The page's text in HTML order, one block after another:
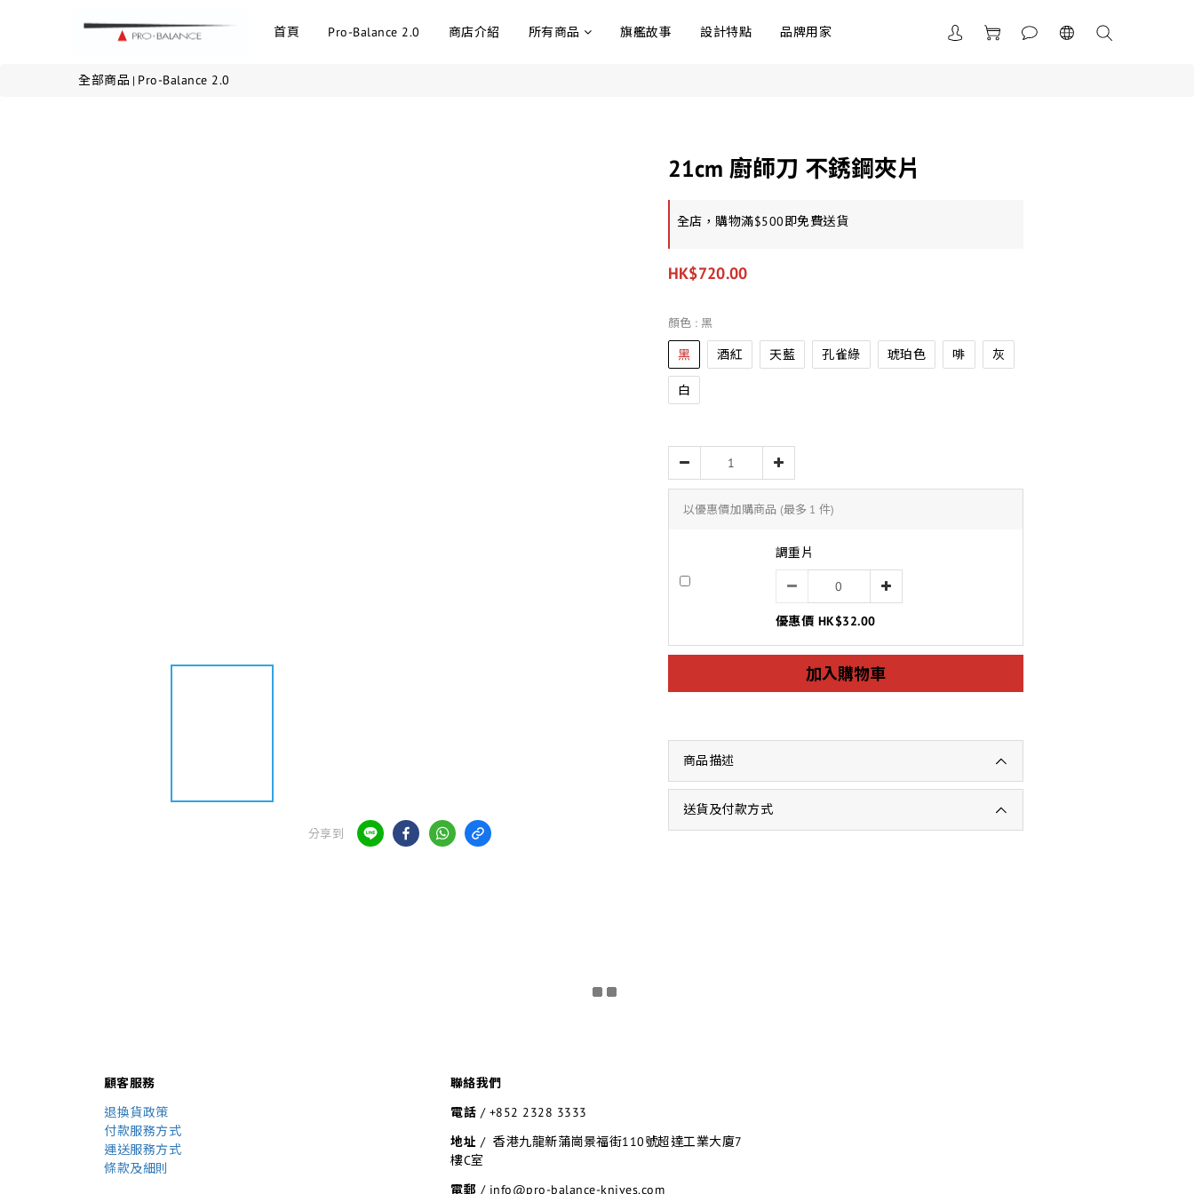
首頁 Pro-Balance 2.0 商店介紹 所有商品 旗艦故事 設計特點 品牌用家
全部商品 | Pro-Balance 2.0
分享到
21cm 廚師刀 不銹鋼夾片
全店，購物滿$500即免費送貨
HK$720.00
顏色 : 黑
黑 酒紅 天藍 孔雀綠 琥珀色 啡 灰
白
以優惠價加購商品 (最多 1 件)
調重片
優惠價 HK$32.00
加入購物車
商品描述
送貨及付款方式
顧客服務
退換貨政策
付款服務方式
運送服務方式
條款及細則
聯絡我們
電話 / +852 2328 3333
地址 / 香港九龍新蒲崗景福街110號超達工業大廈7
樓C室
電郵 / info@pro-balance-knives.com